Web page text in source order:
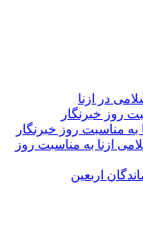
در ازنا
روز خبرنگار
به مناسبت روز خبرنگار
ازنا به مناسبت روز
اربعین